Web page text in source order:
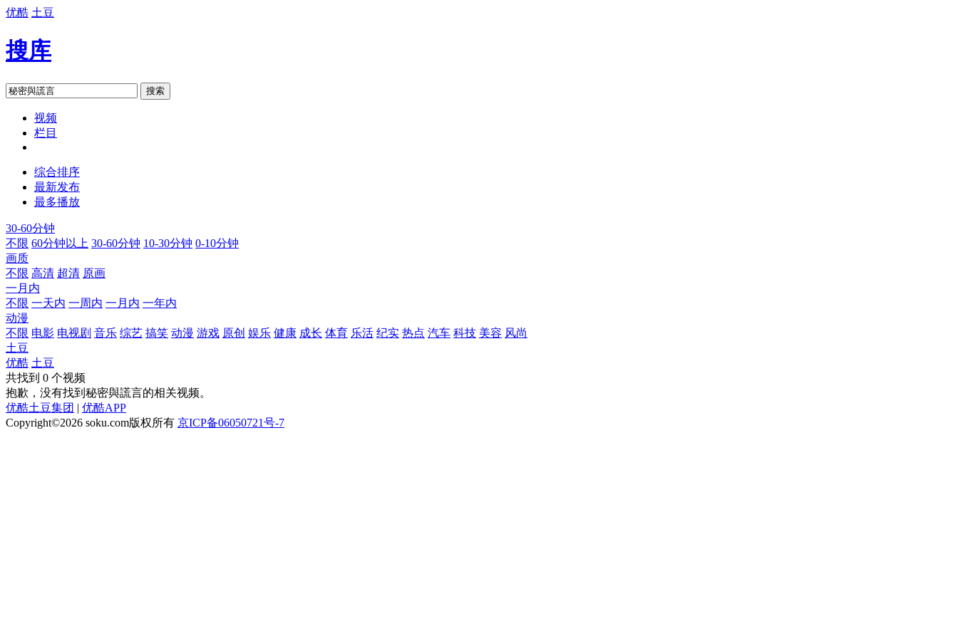
优酷 土豆
搜库
搜索
视频
栏目
综合排序
最新发布
最多播放
30-60分钟
不限 60分钟以上 30-60分钟 10-30分钟 0-10分钟
画质
不限 高清 超清 原画
一月内
不限 一天内 一周内 一月内 一年内
动漫
不限 电影 电视剧 音乐 综艺 搞笑 动漫 游戏 原创 娱乐 健康 成长 体育 乐活 纪实 热点 汽车 科技 美容 风尚
土豆
优酷 土豆
共找到 0 个视频
抱歉，没有找到 秘密與謊言的相关视频。
优酷土豆集团 | 优酷APP
Copyright©2026 soku.com版权所有 京ICP备06050721号-7